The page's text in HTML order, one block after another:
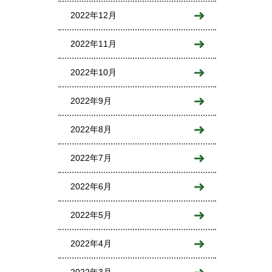
2022年12月
2022年11月
2022年10月
2022年9月
2022年8月
2022年7月
2022年6月
2022年5月
2022年4月